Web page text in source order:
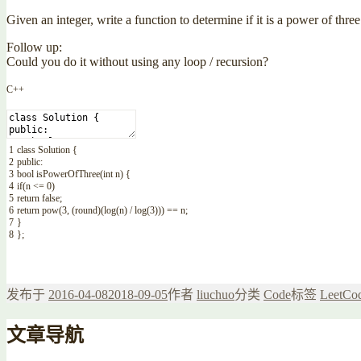
Given an integer, write a function to determine if it is a power of
Follow up:
Could you do it without using any loop / recursion?
C++
1
2
3
4
5
6
7
8
class Solution {
public:
bool isPowerOfThree(int n) {
if(n <= 0)
return false;
return pow(3, (round)(log(n) / log(3))) == n;
}
};
发布于 2016-04-082018-09-05作者 liuchuo分类 Code标签
文章导航